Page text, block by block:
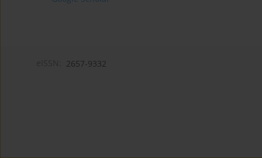
2657-9332